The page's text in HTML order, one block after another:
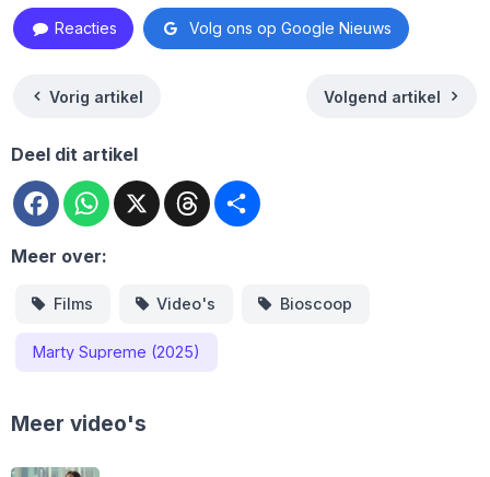
Reacties Volg ons op Google Nieuws
Vorig artikel Volgend artikel
Deel dit artikel
FacebookWhatsApp
X Threads
Meer over:
Films Video's Bioscoop
Marty Supreme (2025)
Meer video's